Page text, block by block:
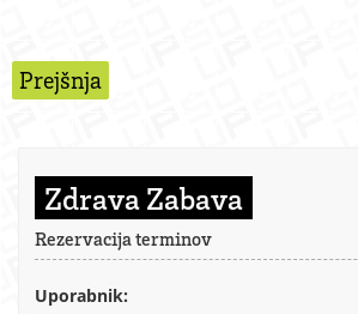
Prejšnja
Zdrava Zabava
Rezervacija terminov
Uporabnik: